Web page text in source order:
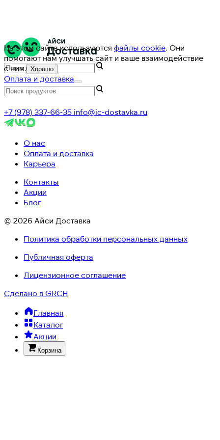
На этом сайте используются файлы cookie. Они
помогают нам улучшать сайт и ваше взаимодействие
с ним. Хорошо
Оплата и доставка
+7 (978) 337-66-35 info@ic-dostavka.ru
О нас
Оплата и доставка
Карьера
Контакты
Акции
Блог
© 2026 Айси Доставка
Политика обработки персональных данных
Публичная оферта
Лицензионное соглашение
Сделано в GRCH
Главная
Каталог
Акции
Корзина